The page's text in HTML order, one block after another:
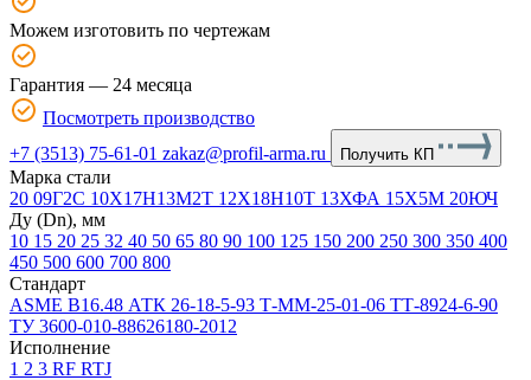
Можем изготовить по чертежам
Гарантия — 24 месяца
Посмотреть производство
+7 (3513) 75-61-01 zakaz@profil-arma.ru Получить КП
Марка стали
20 09Г2С 10Х17Н13М2Т 12Х18Н10Т 13ХФА 15Х5М 20ЮЧ
Ду (Dn), мм
10 15 20 25 32 40 50 65 80 90 100 125 150 200 250 300 350 400
450 500 600 700 800
Стандарт
ASME В16.48 АТК 26-18-5-93 Т-ММ-25-01-06 ТТ-8924-6-90
ТУ 3600-010-88626180-2012
Исполнение
1 2 3 RF RTJ